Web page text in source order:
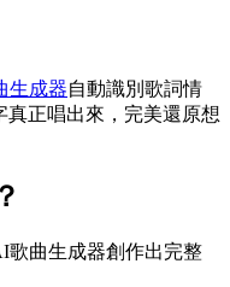
生成器自動識別歌詞情
正唱出來，完美還原想
歌曲生成器創作出完整